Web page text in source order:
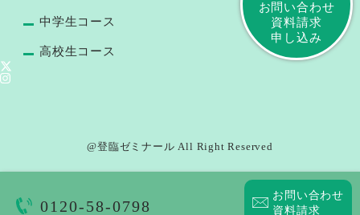
0120-58-0798
お問い合わせ
資料請求
中学生コース
高校生コース
お問い合わせ
資料請求
申し込み
@登臨ゼミナール All Right Reserved